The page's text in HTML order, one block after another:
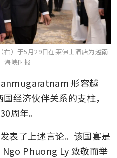
）于5月29日在莱佛士酒店为越南
海峡时报
形容越
经济伙伴关系的支柱，
周年。
表了上述言论。该国宴是
Phuong Ly 致敬而举